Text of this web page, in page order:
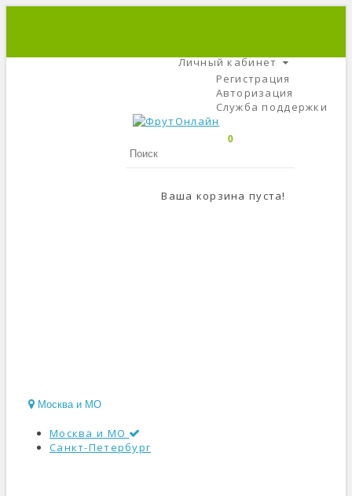
Личный кабинет
Регистрация
Авторизация
Служба поддержки
0
Ваша корзина пуста!
Москва и МО
Москва и МО
Санкт-Петербург